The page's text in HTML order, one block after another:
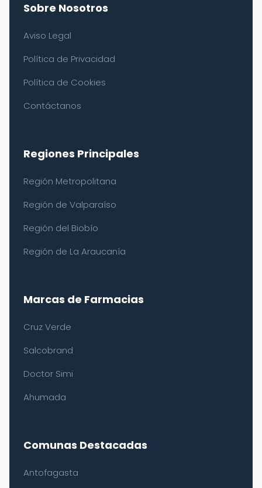
Sobre Nosotros
Aviso Legal
Política de Privacidad
Política de Cookies
Contáctanos
Regiones Principales
Región Metropolitana
Región de Valparaíso
Región del Biobío
Región de La Araucanía
Marcas de Farmacias
Cruz Verde
Salcobrand
Doctor Simi
Ahumada
Comunas Destacadas
Antofagasta